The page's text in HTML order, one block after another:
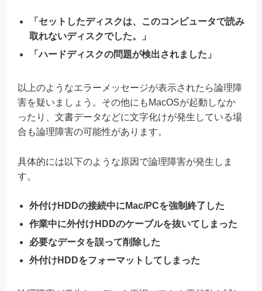
「セットしたディスクは、このコンピュータで読み
取れないディスクでした。」
「ハードディスクの問題が検出されました」
以上のようなエラーメッセージが表示されたら論理障
害を疑いましょう。その他にもMacOSが起動しなか
ったり、文書データなどに文字化けが発生している場
合も論理障害の可能性があります。
具体的には以下のような原因で論理障害が発生しま
す。
外付けHDDの接続中にMac/PCを強制終了した
作業中に外付けHDDのケーブルを抜いてしまった
必要なデータを誤って削除した
外付けHDDをフォーマットしてしまった